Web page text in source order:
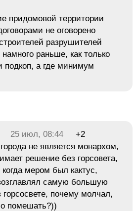
придомовой территории
не оговорено
разрушителей
раньше, как только
подкоп, а где минимум
25 июл, 08:44
+2
не является монархом,
решение без горсовета,
мером был кактус,
самую большую
почему молчал,
помешать?))